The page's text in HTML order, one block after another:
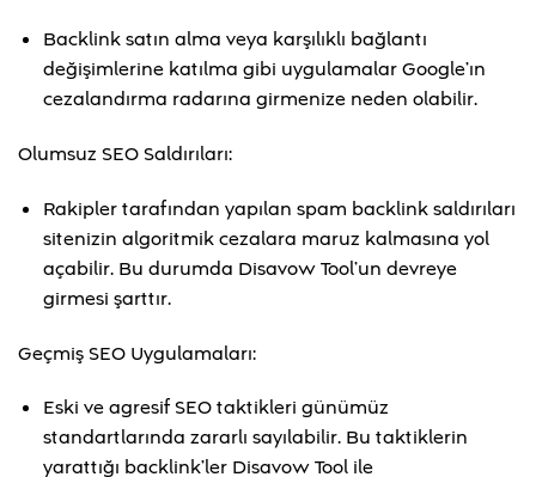
Backlink satın alma veya karşılıklı bağlantı
değişimlerine katılma gibi uygulamalar Google’ın
cezalandırma radarına girmenize neden olabilir.
Olumsuz SEO Saldırıları:
Rakipler tarafından yapılan spam backlink saldırıları
sitenizin algoritmik cezalara maruz kalmasına yol
açabilir. Bu durumda Disavow Tool’un devreye
girmesi şarttır.
Geçmiş SEO Uygulamaları:
Eski ve agresif SEO taktikleri günümüz
standartlarında zararlı sayılabilir. Bu taktiklerin
yarattığı backlink’ler Disavow Tool ile